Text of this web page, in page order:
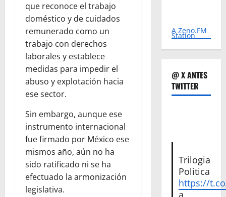
que reconoce el trabajo
doméstico y de cuidados
remunerado como un
trabajo con derechos
laborales y establece
medidas para impedir el
abuso y explotación hacia
ese sector.
Sin embargo, aunque ese
instrumento internacional
fue firmado por México ese
mismos año, aún no ha
sido ratificado ni se ha
efectuado la armonización
legislativa.
A Zeno.FM
Station
@ X ANTES
TWITTER
Trilogia
Politica
https://